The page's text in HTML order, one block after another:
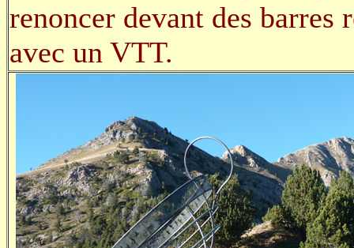
renoncer devant des
avec un VTT.